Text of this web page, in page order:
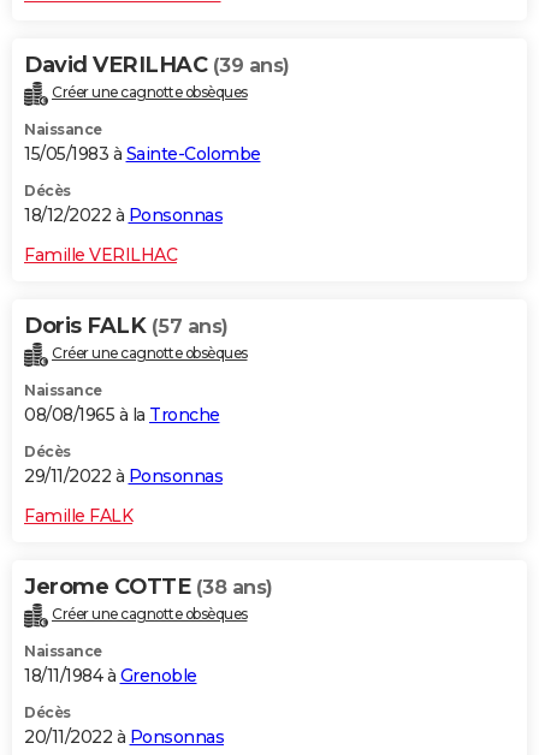
David VERILHAC (39 ans)
Créer une cagnotte obsèques
Naissance
15/05/1983 à Sainte-Colombe
Décès
18/12/2022 à Ponsonnas
Famille VERILHAC
Doris FALK (57 ans)
Créer une cagnotte obsèques
Naissance
08/08/1965 à la Tronche
Décès
29/11/2022 à Ponsonnas
Famille FALK
Jerome COTTE (38 ans)
Créer une cagnotte obsèques
Naissance
18/11/1984 à Grenoble
Décès
20/11/2022 à Ponsonnas